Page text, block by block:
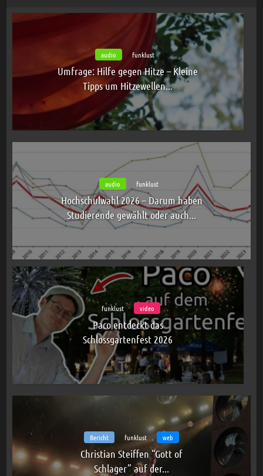
audio funklust
Umfrage: Hilfe gegen Hitze – Kleine
Tipps um Hitzewellen...
audio funklust
Hochschulwahl 2026 – Darum haben
Studierende gewählt oder auch...
funklust video
Paco entdeckt das
Schlossgartenfest 2026
Bericht funklust web
Christian Steiffen “Gott of
Schlager” auf der...